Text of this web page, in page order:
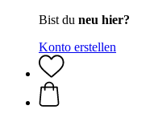
Bist du neu hier?
Konto erstellen